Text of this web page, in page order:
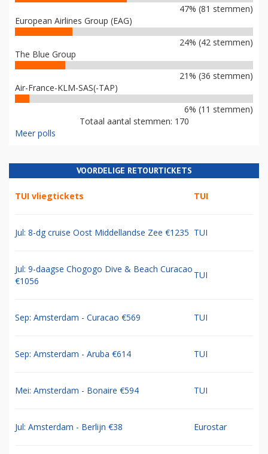
47% (81 stemmen)
European Airlines Group (EAG)
24% (42 stemmen)
The Blue Group
21% (36 stemmen)
Air-France-KLM-SAS(-TAP)
6% (11 stemmen)
Totaal aantal stemmen: 170
Meer polls
VOORDELIGE RETOURTICKETS
TUI vliegtickets TUI
Jul: 8-dg cruise Oost Middellandse Zee €1235 TUI
Jul: 9-daagse Chogogo Dive & Beach Curacao
€1056
TUI
Sep: Amsterdam - Curacao €569 TUI
Sep: Amsterdam - Aruba €614 TUI
Mei: Amsterdam - Bonaire €594 TUI
Jul: Amsterdam - Berlijn €38 Eurostar